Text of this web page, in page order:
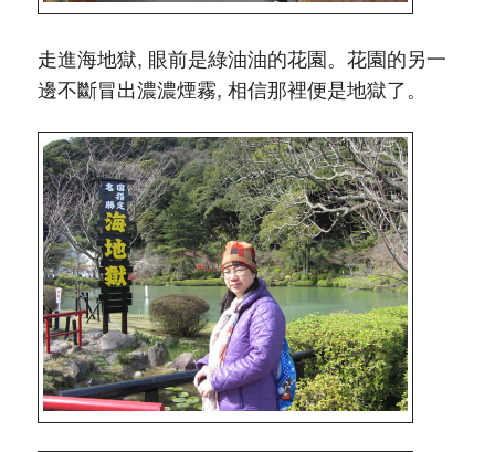
走進海地獄, 眼前是綠油油的花園。花園的另一
邊不斷冒出濃濃煙霧, 相信那裡便是地獄了。